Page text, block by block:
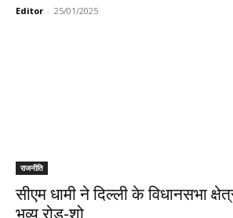
Editor - 25/01/2025
राजनीति
सीएम धामी ने दिल्ली के विधानसभा
भव्य रोड-शो